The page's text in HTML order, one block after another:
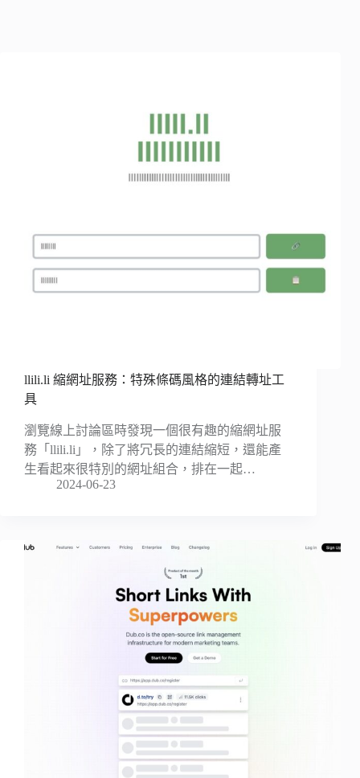
llili.li 縮網址服務：特殊條碼風格的連結轉址工
具
瀏覽線上討論區時發現一個很有趣的縮網址服
務「llili.li」，除了將冗長的連結縮短，還能產
生看起來很特別的網址組合，排在一起…
2024-06-23